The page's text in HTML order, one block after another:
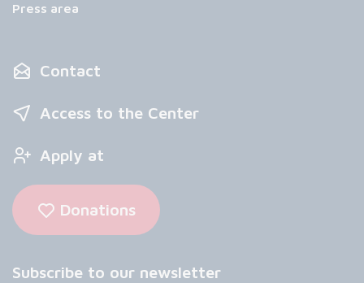
Press area
Contact
Access to the Center
Apply at
Donations
Subscribe to our newsletter